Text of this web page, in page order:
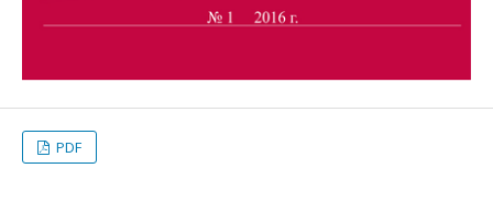
PDF